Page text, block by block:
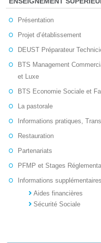
Présentation
Projet d’établissement
DEUST Préparateur
BTS Management
et Luxe
BTS Economie Sociale et
La pastorale
Informations pratiques,
Restauration
Partenariats
PFMP et Stages
Informations supplémentaires
Aides financières
Sécurité Sociale